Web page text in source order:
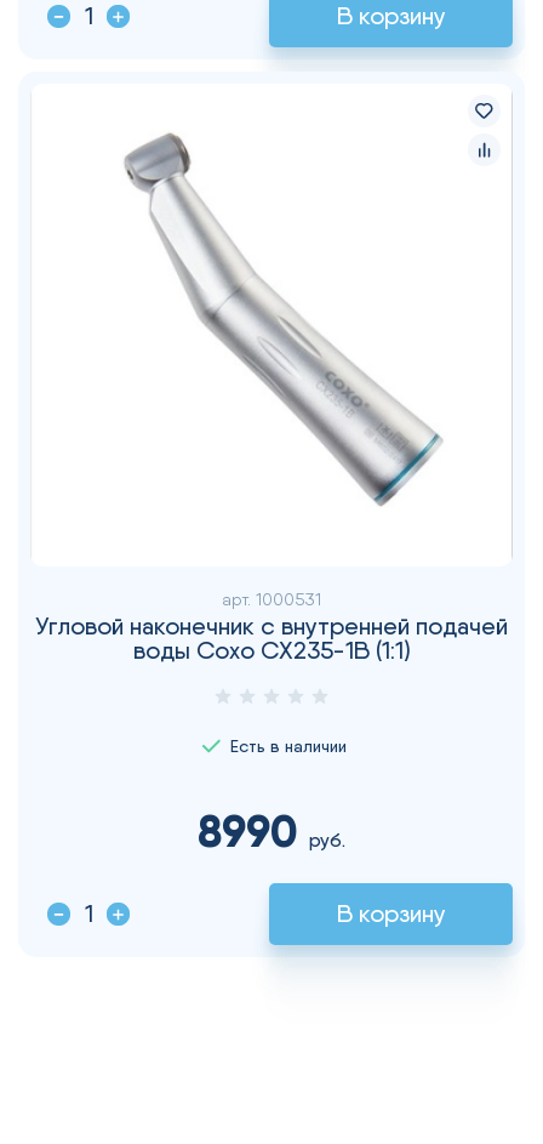
В корзину
арт. 1000531
Угловой наконечник с внутренней подачей
воды Coxo CX235-1B (1:1)
Есть в наличии
8990 руб.
В корзину